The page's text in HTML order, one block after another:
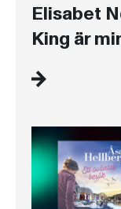
Elisabet
King är